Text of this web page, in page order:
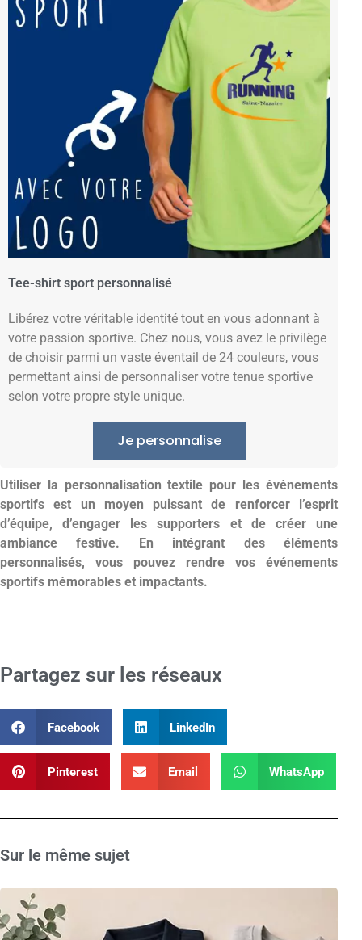
Tee-shirt sport personnalisé
Libérez votre véritable identité tout en vous adonnant à
votre passion sportive. Chez nous, vous avez le privilège
de choisir parmi un vaste éventail de 24 couleurs, vous
permettant ainsi de personnaliser votre tenue sportive
selon votre propre style unique.
Je personnalise
Utiliser la personnalisation textile pour les événements
sportifs est un moyen puissant de renforcer l’esprit
d’équipe, d’engager les supporters et de créer une
ambiance festive. En intégrant des éléments
personnalisés, vous pouvez rendre vos événements
sportifs mémorables et impactants.
Partagez sur les réseaux
Facebook LinkedIn
Pinterest Email WhatsApp
Sur le même sujet